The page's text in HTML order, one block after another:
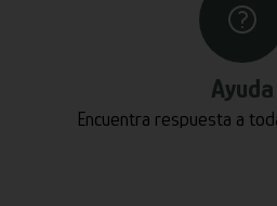
Ayuda
Encuentra respuesta a